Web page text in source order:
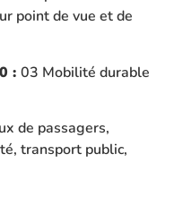
point de vue et de
: 03 Mobilité durable
de passagers,
transport public,